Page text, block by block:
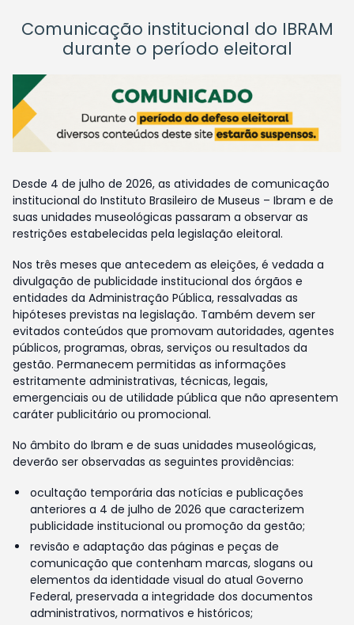
Comunicação institucional do IBRAM
durante o período eleitoral
Desde 4 de julho de 2026, as atividades de comunicação
institucional do Instituto Brasileiro de Museus – Ibram e de
suas unidades museológicas passaram a observar as
restrições estabelecidas pela legislação eleitoral.
Nos três meses que antecedem as eleições, é vedada a
divulgação de publicidade institucional dos órgãos e
entidades da Administração Pública, ressalvadas as
hipóteses previstas na legislação. Também devem ser
evitados conteúdos que promovam autoridades, agentes
públicos, programas, obras, serviços ou resultados da
gestão. Permanecem permitidas as informações
estritamente administrativas, técnicas, legais,
emergenciais ou de utilidade pública que não apresentem
caráter publicitário ou promocional.
No âmbito do Ibram e de suas unidades museológicas,
deverão ser observadas as seguintes providências:
ocultação temporária das notícias e publicações
anteriores a 4 de julho de 2026 que caracterizem
publicidade institucional ou promoção da gestão;
revisão e adaptação das páginas e peças de
comunicação que contenham marcas, slogans ou
elementos da identidade visual do atual Governo
Federal, preservada a integridade dos documentos
administrativos, normativos e históricos;